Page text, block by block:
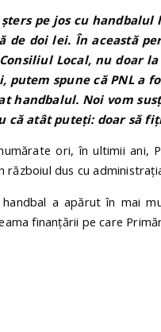
pe jos cu
de doi lei. În această
Local, nu doar
putem spune că PNL a
handbalul. Noi vom
că atât puteți: doar să
ori, în ultimii ani,
războiul dus cu
handbal a apărut în mai
finanțării pe care